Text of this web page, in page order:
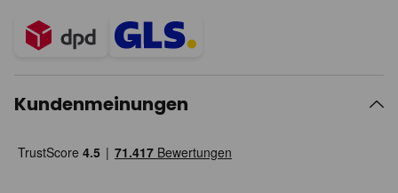
Kundenmeinungen